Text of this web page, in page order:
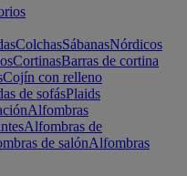
ColchasSábanasNórdicos
CortinasBarras de cortina
Cojín con relleno
de sofásPlaids
Alfombras
Alfombras de
de salónAlfombras